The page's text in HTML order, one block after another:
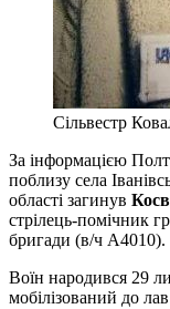
Сільвестр
За інформацією
поблизу села
області загинув
стрілець-помічник
бригади (в/ч А4010).
Воїн народився 29
мобілізований до